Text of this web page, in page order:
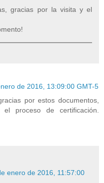
gracias por la visita y el
de 2016, 13:09:00 GMT-5
por estos documentos,
proceso de certificación.
enero de 2016, 11:57:00